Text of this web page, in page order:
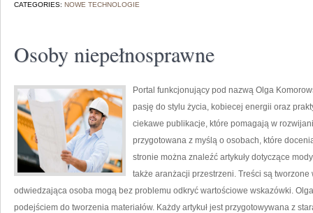
CATEGORIES: NOWE TECHNOLOGIE
Osoby niepełnosprawne
Portal funkcjonujący pod nazwą Olga
pasję do stylu życia, kobiecej energii oraz
ciekawe publikacje, które pomagają w
przygotowana z myślą o osobach, które
stronie można znaleźć artykuły dotyczące
także aranżacji przestrzeni. Treści są
odwiedzająca osoba mogą bez problemu odkryć wartościowe wskazówki.
podejściem do tworzenia materiałów. Każdy artykuł jest przygotowywana z